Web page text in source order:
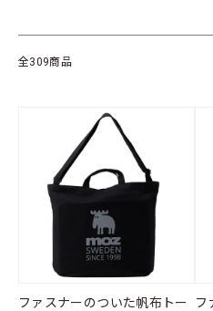
全309商品
ファスナーのついた帆布トー
フ